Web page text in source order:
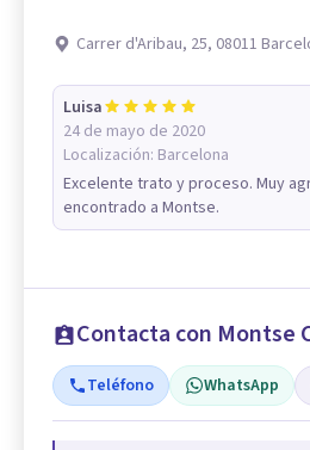
Carrer d'Aribau, 25, 08011
Luisa
24 de mayo de 2020
Localización: Barcelona
Excelente trato y proceso. Muy
encontrado a Montse.
Contacta con Montse
Teléfono WhatsApp